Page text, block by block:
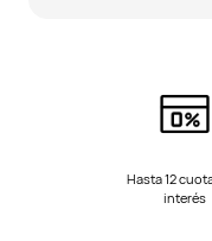
Hasta 12
interés